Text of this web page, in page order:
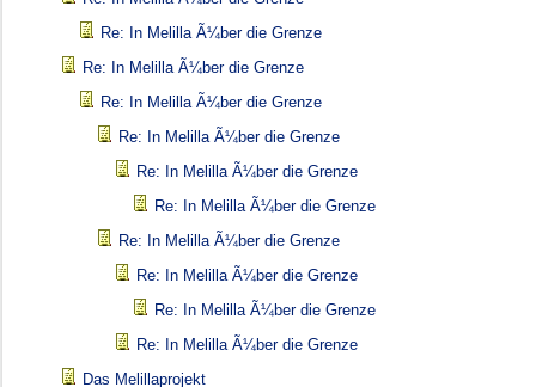
Re: In Melilla Ã¼ber die Grenze
Re: In Melilla Ã¼ber die Grenze
Re: In Melilla Ã¼ber die Grenze
Re: In Melilla Ã¼ber die Grenze
Re: In Melilla Ã¼ber die Grenze
Re: In Melilla Ã¼ber die Grenze
Re: In Melilla Ã¼ber die Grenze
Re: In Melilla Ã¼ber die Grenze
Re: In Melilla Ã¼ber die Grenze
Re: In Melilla Ã¼ber die Grenze
Das Melillaprojekt